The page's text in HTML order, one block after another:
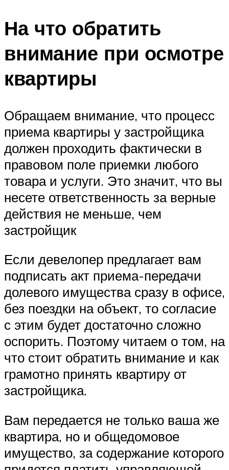
На что обратить
внимание при осмотре
квартиры
Обращаем внимание, что процесс
приема квартиры у застройщика
должен проходить фактически в
правовом поле приемки любого
товара и услуги. Это значит, что вы
несете ответственность за верные
действия не меньше, чем
застройщик
Если девелопер предлагает вам
подписать акт приема-передачи
долевого имущества сразу в офисе,
без поездки на объект, то согласие
с этим будет достаточно сложно
оспорить. Поэтому читаем о том, на
что стоит обратить внимание и как
грамотно принять квартиру от
застройщика.
Вам передается не только ваша же
квартира, но и общедомовое
имущество, за содержание которого